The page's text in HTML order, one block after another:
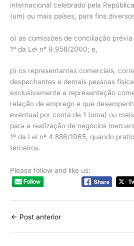
internacional celebrado pela
(um) ou mais países, para fins
o) as comissões de conciliação
1º da Lei nº 9.958/2000; e,
p) os representantes comerciais,
despachantes e demais pessoas
exclusivamente a representação
relação de emprego e que
eventual por conta de 1 (uma) ou
para a realização de negócios
1º da Lei nº 4.886/1965, quando
terceiros.
Please follow and like us:
← Post anterior